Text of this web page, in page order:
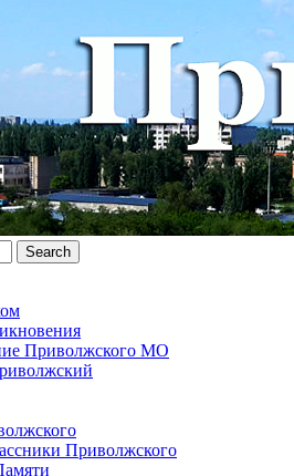
Приволжского МО
Приволжского